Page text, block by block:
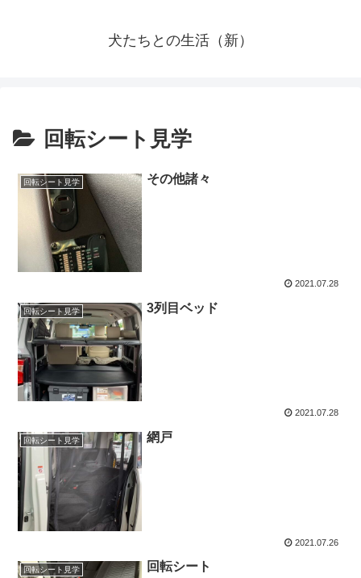
犬たちとの生活（新）
回転シート見学
回転シート見学 その他諸々
2021.07.28
回転シート見学 3列目ベッド
2021.07.28
回転シート見学 網戸
2021.07.26
回転シート見学 回転シート